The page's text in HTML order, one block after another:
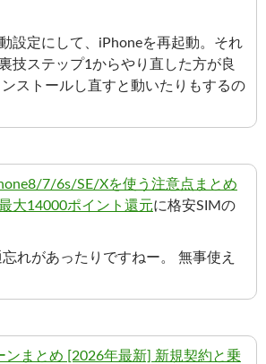
設定にして、iPhoneを再起動。それ
技ステップ1からやり直した方が良
ストールし直すと動いたりもするの
7/6s/SE/Xを使う注意点まとめ
大14000ポイント還元に格安SIMの
れがあったりですねー。 無事使え
ンまとめ [2026年最新] 新規契約と乗